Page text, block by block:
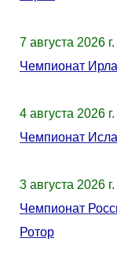
7 августа 2026 г.
Чемпионат
4 августа 2026 г.
Чемпионат
3 августа 2026 г.
Чемпионат
Ротор